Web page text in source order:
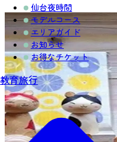
仙台夜時間
モデルコース
エリアガイド
お知らせ
お得なチケット
教育旅行